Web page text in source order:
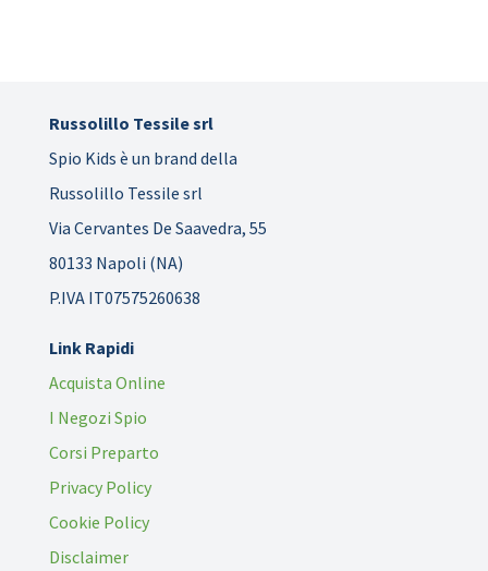
Russolillo Tessile srl
Spio Kids è un brand della
Russolillo Tessile srl
Via Cervantes De Saavedra, 55
80133 Napoli (NA)
P.IVA IT07575260638
Link Rapidi
Acquista Online
I Negozi Spio
Corsi Preparto
Privacy Policy
Cookie Policy
Disclaimer